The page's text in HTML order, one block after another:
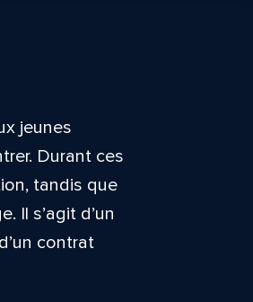
jeunes
Durant ces
tandis que
Il s’agit d’un
contrat